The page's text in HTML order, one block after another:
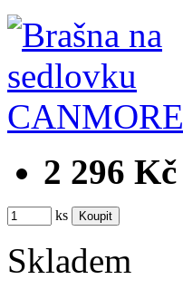
2 296 Kč
ks
Skladem